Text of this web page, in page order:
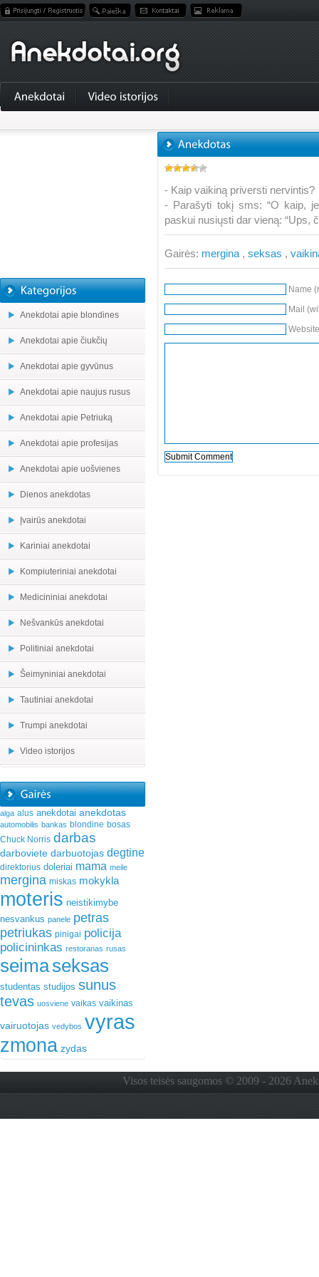
Anekdotai apie blondines
Anekdotai apie čiukčių
Anekdotai apie gyvūnus
Anekdotai apie naujus rusus
Anekdotai apie Petriuką
Anekdotai apie profesijas
Anekdotai apie uošvienes
Dienos anekdotas
Įvairūs anekdotai
Kariniai anekdotai
Kompiuteriniai anekdotai
Medicininiai anekdotai
Nešvankūs anekdotai
Politiniai anekdotai
Šeimyniniai anekdotai
Tautiniai anekdotai
Trumpi anekdotai
Video istorijos
alga alus anekdotai anekdotas
automobilis bankas blondine bosas
Chuck Norris darbas
darboviete darbuotojas degtine
direktorius doleriai mama meile
mergina miskas mokykla
moteris neistikimybe
nesvankus panele petras
petriukas pinigai policija
policininkas restoranas rusas
seimaseksas
studentas studijos sunus
tevas uosviene vaikas vaikinas
vairuotojas vedybos vyras
zmona zydas
- Kaip vaikiną priversti nervintis?
- Parašyti tokį sms: “O kaip,
paskui nusiųsti dar vieną: “Ups,
Gairės: mergina ,seksas ,
Name
Mail
Visos teisės saugomos © 2009 - 2026